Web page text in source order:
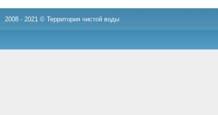
2008 - 2021 © Территория чистой воды